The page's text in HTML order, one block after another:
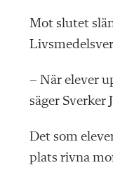
Mot slutet
– När elever
säger Sverker
Det som
plats rivna